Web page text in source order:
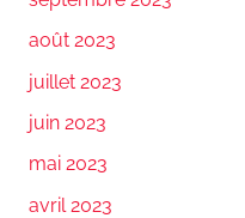
août 2023
juillet 2023
juin 2023
mai 2023
avril 2023